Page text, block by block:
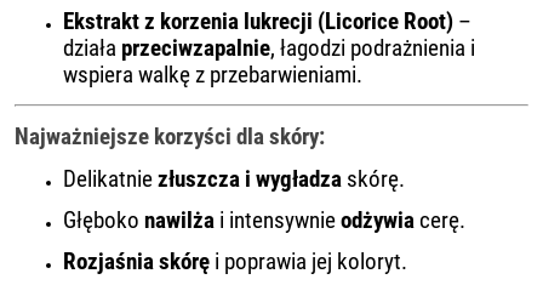
Ekstrakt z korzenia lukrecji (Licorice Root) –
działa przeciwzapalnie, łagodzi podrażnienia i
wspiera walkę z przebarwieniami.
Najważniejsze korzyści dla skóry:
Delikatniezłuszcza i wygładza skórę.
Głęboko nawilża i intensywnieodżywiacerę.
Rozjaśnia skórę i poprawia jej koloryt.